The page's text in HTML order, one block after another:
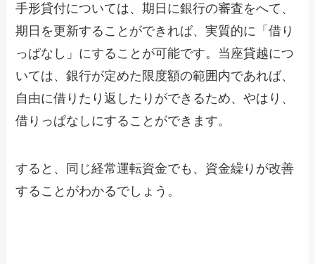
手形貸付については、期日に銀行の審査をへて、
期日を更新することができれば、実質的に「借り
っぱなし」にすることが可能です。当座貸越につ
いては、銀行が定めた限度額の範囲内であれば、
自由に借りたり返したりができるため、やはり、
借りっぱなしにすることができます。
すると、同じ経常運転資金でも、資金繰りが改善
することがわかるでしょう。